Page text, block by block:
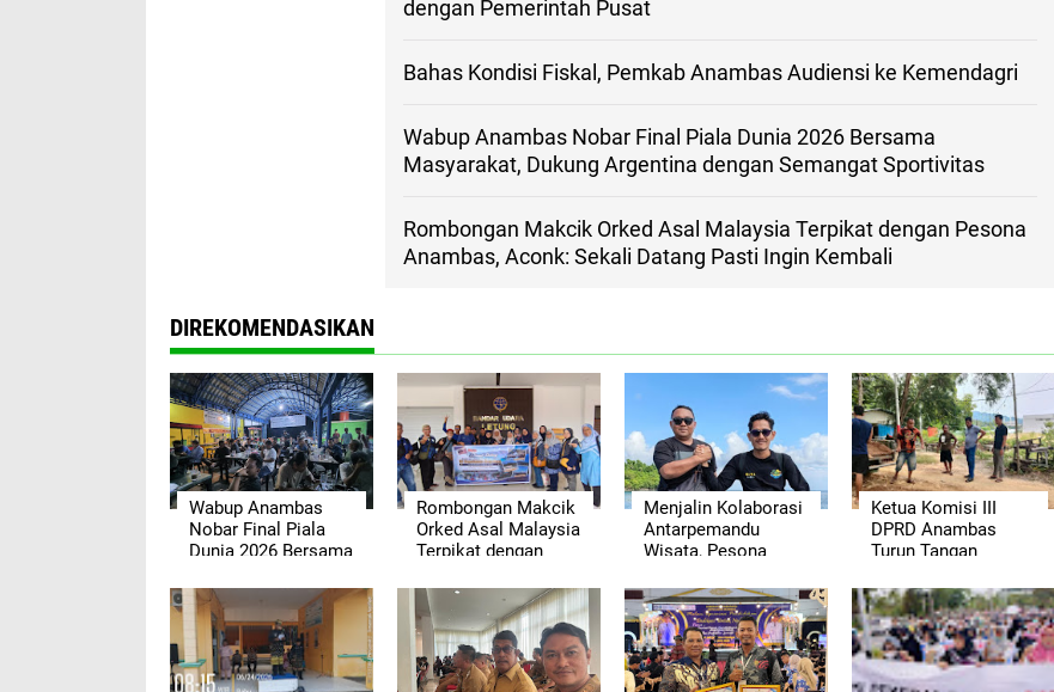
dengan Pemerintah Pusat
Bahas Kondisi Fiskal, Pemkab Anambas Audiensi ke Kemendagri
Wabup Anambas Nobar Final Piala Dunia 2026 Bersama
Masyarakat, Dukung Argentina dengan Semangat Sportivitas
Rombongan Makcik Orked Asal Malaysia Terpikat dengan Pesona
Anambas, Aconk: Sekali Datang Pasti Ingin Kembali
DIREKOMENDASIKAN
Wabup Anambas
Nobar Final Piala
Dunia 2026 Bersama
Argentina dengan
Semangat
Sportivitas
Rombongan Makcik
Orked Asal Malaysia
Terpikat dengan
Aconk: Sekali
Datang Pasti Ingin
Kembali
Menjalin Kolaborasi
Antarpemandu
Wisata, Pesona
Rekomendasikan
Pesona Anambas
Layani Wisatawan
Malaysia
Ketua Komisi III
DPRD Anambas
Turun Tangan
Masuk RSUD
dengan Batu Split,
Prihatin Warga
Kerap Terjatuh Saat
Hujan